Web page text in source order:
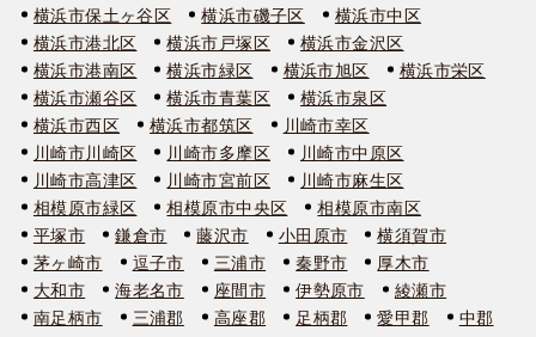
横浜市保土ヶ谷区
横浜市磯子区
横浜市中区
横浜市港北区
横浜市戸塚区
横浜市金沢区
横浜市港南区
横浜市緑区 横浜市旭区
横浜市栄区
横浜市瀬谷区
横浜市青葉区
横浜市泉区
横浜市西区
横浜市都筑区
川崎市幸区
川崎市川崎区
川崎市多摩区
川崎市中原区
川崎市高津区
川崎市宮前区
川崎市麻生区
相模原市緑区
相模原市中央区
相模原市南区
平塚市
鎌倉市 藤沢市 小田原市
横須賀市
茅ヶ崎市
逗子市 三浦市 秦野市
厚木市
大和市
海老名市 座間市 伊勢原市
綾瀬市
南足柄市
三浦郡 高座郡 足柄郡 愛甲郡 中郡